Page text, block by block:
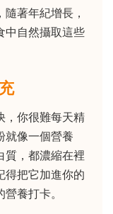
著年紀增長，
中自然攝取這些
，你很難每天精
就像一個營養
質，都濃縮在裡
得把它加進你的
養打卡。